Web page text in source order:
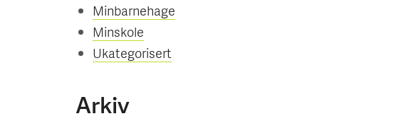
Minbarnehage
Minskole
Ukategorisert
Arkiv